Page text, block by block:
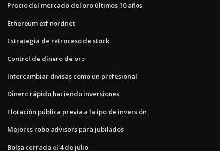
Precio del mercado del oro últimos 10 años
Ethereum etf nordnet
Estrategia de retroceso de stock
Control de dinero de oro
Intercambiar divisas como un profesional
Dinero rápido haciendo inversiones
Flotación pública previa a la ipo de inversión
Mejores robo advisors para jubilados
Bolsa cerrada el 4 de julio